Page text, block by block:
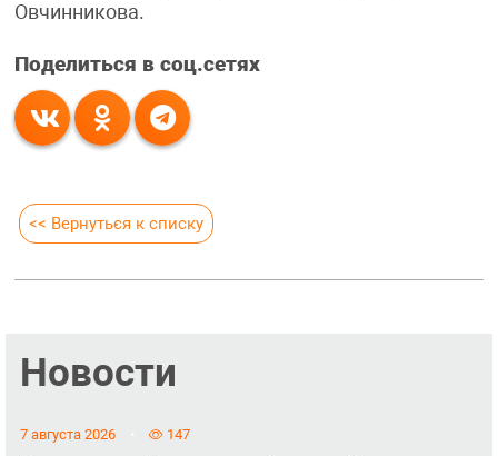
Овчинникова.
Поделиться в соц.сетях
<< Вернуться к списку
Новости
7 августа 2026 147